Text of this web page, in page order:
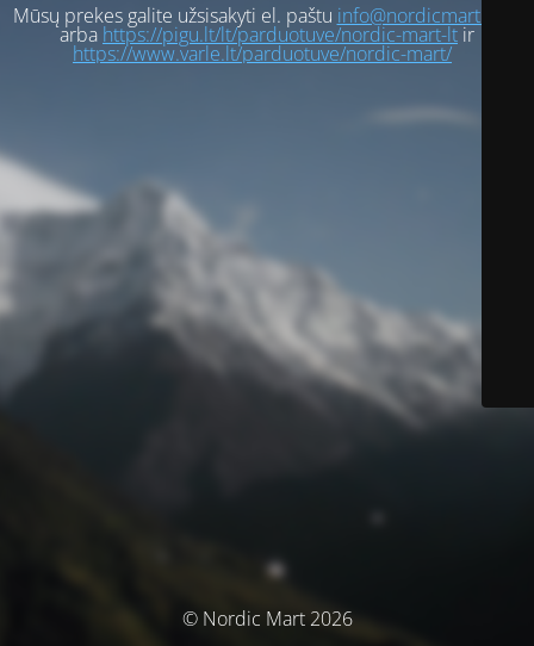
Mūsų prekes galite užsisakyti el. paštu info@nordicmart.com
arba https://pigu.lt/lt/parduotuve/nordic-mart-ltir
https://www.varle.lt/parduotuve/nordic-mart/
© Nordic Mart 2026